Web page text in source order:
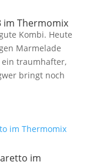
im Thermomix
Kombi. Heute
Marmelade
traumhafter,
bringt noch
im